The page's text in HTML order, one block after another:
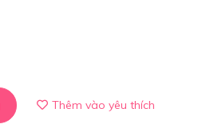
Thêm vào yêu thích